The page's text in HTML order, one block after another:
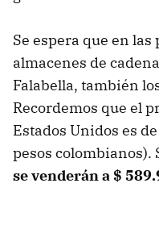
Se espera que en
almacenes de
Falabella, también
Recordemos que el
Estados Unidos es
pesos colombianos).
se venderán a $